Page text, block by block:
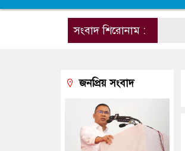
সংবাদ শিরোনাম :
জনপ্রিয় সংবাদ